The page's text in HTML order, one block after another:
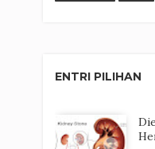
ENTRI PILIHAN